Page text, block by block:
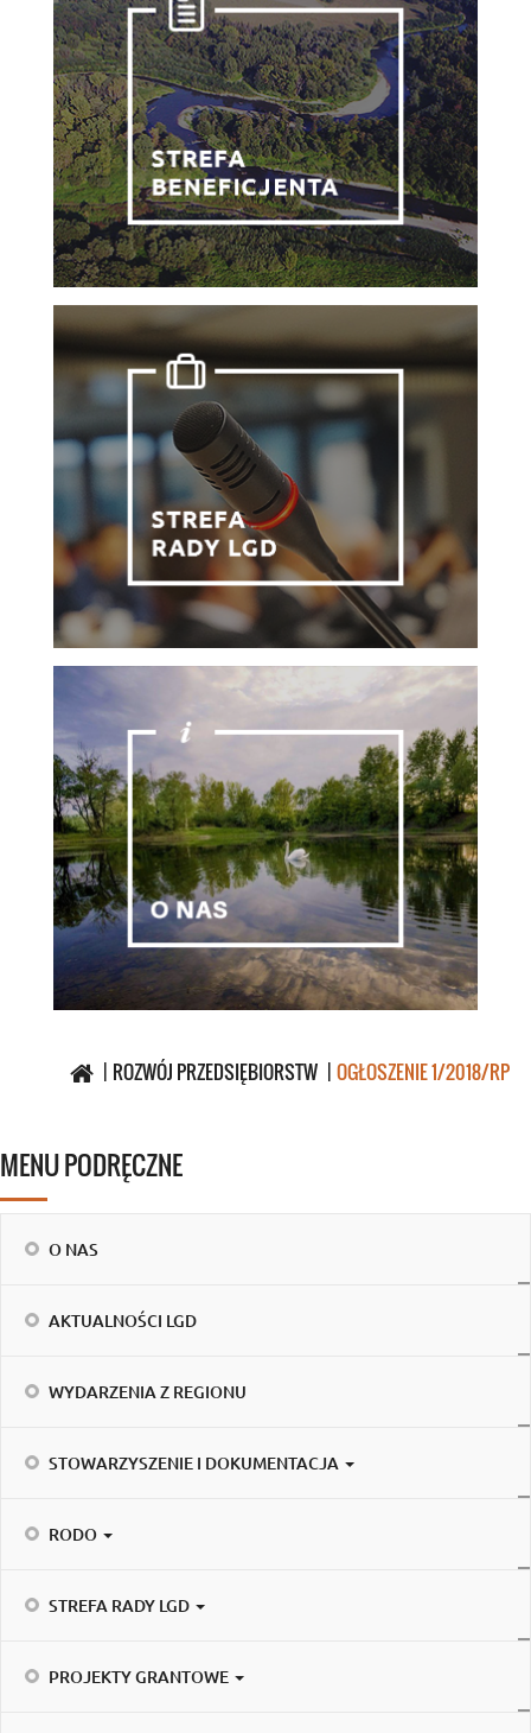
ROZWÓJ PRZEDSIĘBIORSTW OGŁOSZENIE 1/2018/RP
MENU PODRĘCZNE
O NAS
AKTUALNOŚCI LGD
WYDARZENIA Z REGIONU
STOWARZYSZENIE I DOKUMENTACJA
RODO
STREFA RADY LGD
PROJEKTY GRANTOWE